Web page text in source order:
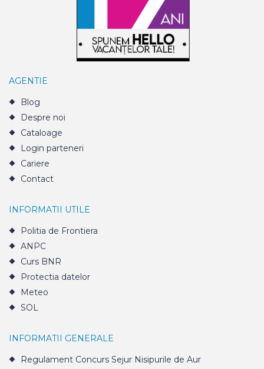
AGENTIE
Blog
Despre noi
Cataloage
Login parteneri
Cariere
Contact
INFORMATII UTILE
Politia de Frontiera
ANPC
Curs BNR
Protectia datelor
Meteo
SOL
INFORMATII GENERALE
Regulament Concurs Sejur Nisipurile de Aur